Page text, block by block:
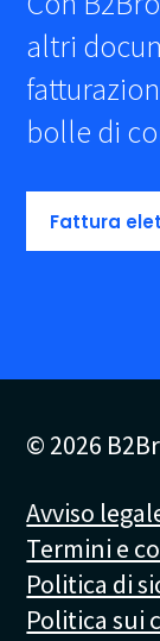
altri
bolle di
Fattura
© 2026
Avviso
Termini e
Politica di
Politica sui